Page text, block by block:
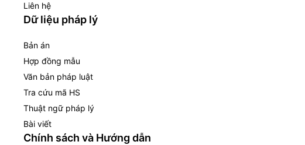
Liên hệ
Dữ liệu pháp lý
Bản án
Hợp đồng mẫu
Văn bản pháp luật
Tra cứu mã HS
Thuật ngữ pháp lý
Bài viết
Chính sách và Hướng dẫn